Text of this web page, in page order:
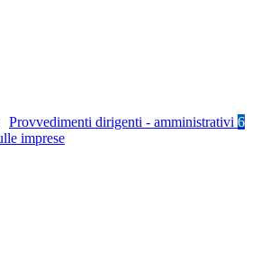
Provvedimenti dirigenti - amministrativi 6
imprese